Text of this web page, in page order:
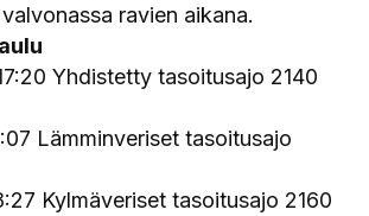
ravien aikana.
Yhdistetty tasoitusajo 2140
Lämminveriset tasoitusajo
Kylmäveriset tasoitusajo 2160